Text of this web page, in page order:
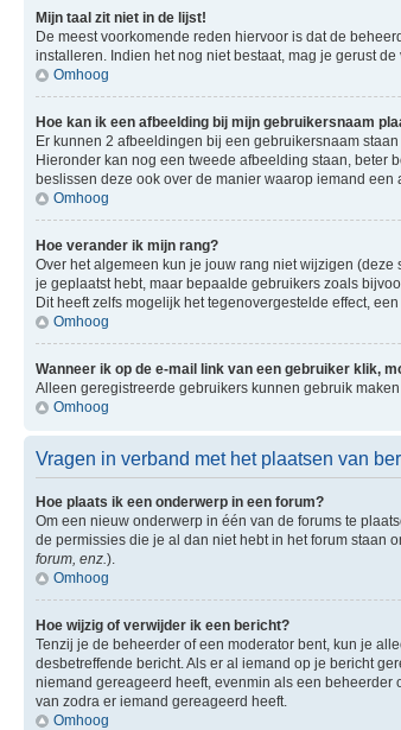
Mijn taal zit niet in de lijst!
De meest voorkomende reden hiervoor is dat de
installeren. Indien het nog niet bestaat, mag je gerust
Omhoog
Hoe kan ik een afbeelding bij mijn gebruikersnaam
Er kunnen 2 afbeeldingen bij een gebruikersnaam
Hieronder kan nog een tweede afbeelding staan, beter
beslissen deze ook over de manier waarop iemand
Omhoog
Hoe verander ik mijn rang?
Over het algemeen kun je jouw rang niet wijzigen
je geplaatst hebt, maar bepaalde gebruikers zoals
Dit heeft zelfs mogelijk het tegenovergestelde effect,
Omhoog
Wanneer ik op de e-mail link van een gebruiker klik,
Alleen geregistreerde gebruikers kunnen gebruik
Omhoog
Vragen in verband met het plaatsen van
Hoe plaats ik een onderwerp in een forum?
Om een nieuw onderwerp in één van de forums te
de permissies die je al dan niet hebt in het forum staan
forum, enz.).
Omhoog
Hoe wijzig of verwijder ik een bericht?
Tenzij je de beheerder of een moderator bent, kun je
desbetreffende bericht. Als er al iemand op je bericht
niemand gereageerd heeft, evenmin als een
van zodra er iemand gereageerd heeft.
Omhoog